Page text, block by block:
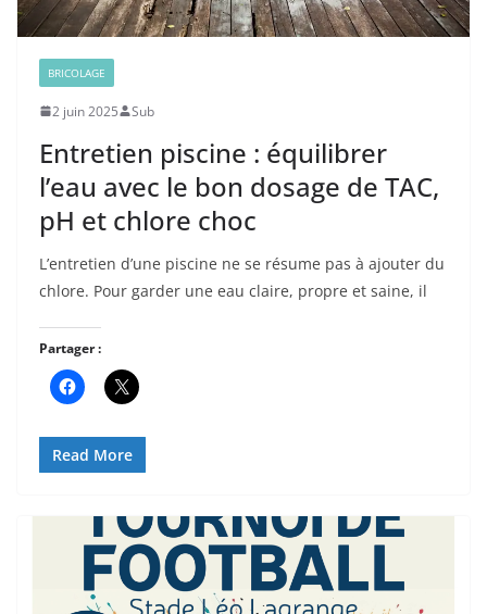
BRICOLAGE
2 juin 2025 Sub
Entretien piscine : équilibrer
l’eau avec le bon dosage de TAC,
pH et chlore choc
L’entretien d’une piscine ne se résume pas à ajouter du
chlore. Pour garder une eau claire, propre et saine, il
Partager :
Read More